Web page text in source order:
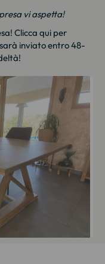
vi aspetta!
Clicca qui per
inviato entro 48-